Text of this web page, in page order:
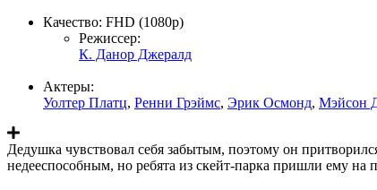
Качество: FHD (1080p)
Режиссер:
К. Данор Джералд
Актеры:
Уолтер Платц, Ренни Грэймс, Эрик Осмонд, Мэйсон
Дедушка чувствовал себя забытым, поэтому он
недееспособным, но ребята из скейт-парка пришли ему на